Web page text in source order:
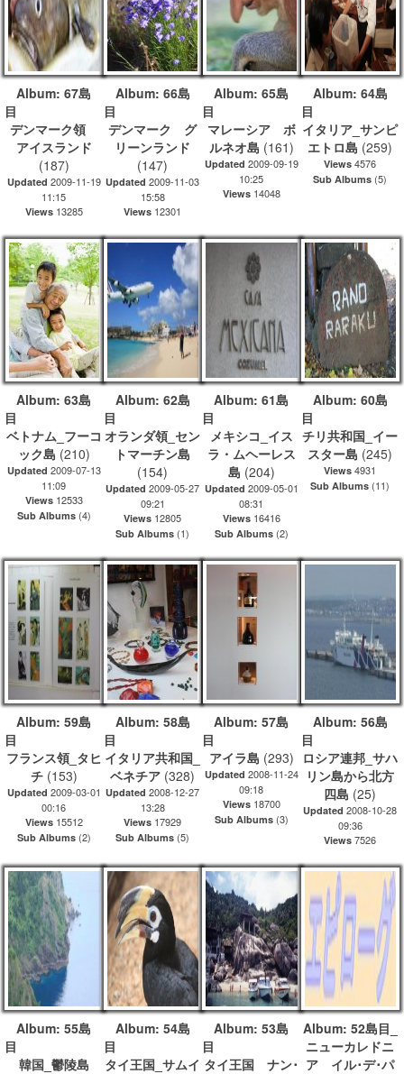
Album: 67島
目
デンマーク領
アイスランド
(187)
Updated 2009-11-19
11:15
Views13285
Album: 66島
目
デンマーク グ
リーンランド
(147)
Updated2009-11-03
15:58
Views 12301
Album: 65島
目
マレーシア ボ
ルネオ島 (161)
Updated 2009-09-19
10:25
Views14048
Album: 64島
イタリア_サンピ
エトロ島 (259)
Views 4576
Sub Albums (5)
Album: 63島
目
ベトナム_フーコ
ック島 (210)
Updated 2009-07-13
11:09
Views12533
Sub Albums(4)
Album: 62島
目
オランダ領_セン
トマーチン島
(154)
Updated2009-05-27
09:21
Views 12805
Sub Albums (1)
Album: 61島
目
メキシコ_イス
ラ・ムヘーレス
島 (204)
Updated 2009-05-01
08:31
Views16416
Sub Albums(2)
Album: 60島
チリ共和国_イー
スター島 (245)
Views 4931
Sub Albums (11)
Album: 59島
目
フランス領_タヒ
チ(153)
Updated 2009-03-01
00:16
Views15512
Sub Albums(2)
Album: 58島
目
イタリア共和国_
ベネチア (328)
Updated2008-12-27
13:28
Views 17929
Sub Albums (5)
Album: 57島
目
アイラ島 (293)
Updated 2008-11-24
09:18
Views18700
Sub Albums(3)
Album: 56島
ロシア連邦_サハ
リン島から北方
四島 (25)
Updated2008-10-28
09:36
Views 7526
Album: 55島
目
韓国_鬱陵島
Album: 54島
目
タイ王国_サムイ
Album: 53島
目
タイ王国 ナン･
Album: 52島目_
ニューカレドニ
ア イル･デ･パ